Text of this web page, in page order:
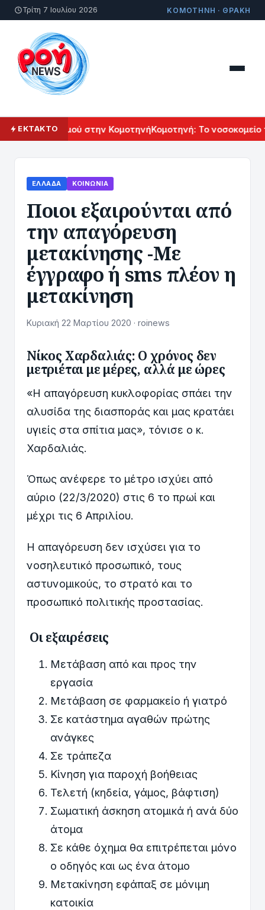
Τρίτη 7 Ιουλίου 2026 ΚΟΜΟΤΗΝΗ · ΘΡΑΚΗ
ΕΚΤΑΚΤΟ
Πολιτισμού στην ΚομοτηνήΚομοτηνή: Το νοσοκομείο
ΕΛΛΆΔΑ ΚΟΙΝΩΝΊΑ
Ποιοι εξαιρούνται από
την απαγόρευση
μετακίνησης -Με
έγγραφο ή sms πλέον η
μετακίνηση
Κυριακή 22 Μαρτίου 2020 · roinews
Νίκος Χαρδαλιάς: Ο χρόνος δεν
μετριέται με μέρες, αλλά με ώρες
«Η απαγόρευση κυκλοφορίας σπάει την
αλυσίδα της διασποράς και μας κρατάει
υγιείς στα σπίτια μας», τόνισε ο κ.
Χαρδαλιάς.
Όπως ανέφερε το μέτρο ισχύει από
αύριο (22/3/2020) στις 6 το πρωί και
μέχρι τις 6 Απριλίου.
Η απαγόρευση δεν ισχύσει για το
νοσηλευτικό προσωπικό, τους
αστυνομικούς, το στρατό και το
προσωπικό πολιτικής προστασίας.
Οι εξαιρέσεις
Μετάβαση από και προς την
εργασία
Μετάβαση σε φαρμακείο ή γιατρό
Σε κατάστημα αγαθών πρώτης
ανάγκες
Σε τράπεζα
Κίνηση για παροχή βοήθειας
Τελετή (κηδεία, γάμος, βάφτιση)
Σωματική άσκηση ατομικά ή ανά δύο
άτομα
Σε κάθε όχημα θα επιτρέπεται μόνο
ο οδηγός και ως ένα άτομο
Μετακίνηση εφάπαξ σε μόνιμη
κατοικία